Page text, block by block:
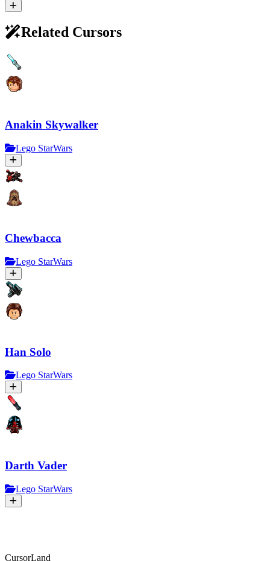
Related Cursors
Anakin Skywalker
Lego StarWars
Chewbacca
Lego StarWars
Han Solo
Lego StarWars
Darth Vader
Lego StarWars
CursorLand